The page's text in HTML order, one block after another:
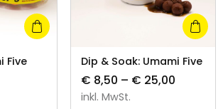
Five Dip & Soak: Umami Five
€ 8,50 – € 25,00
inkl. MwSt.